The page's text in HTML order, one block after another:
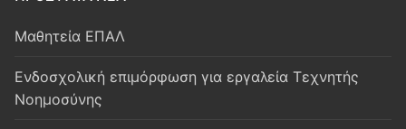
Μαθητεία ΕΠΑΛ
Ενδοσχολική επιμόρφωση για εργαλεία Τεχνητής
Νοημοσύνης